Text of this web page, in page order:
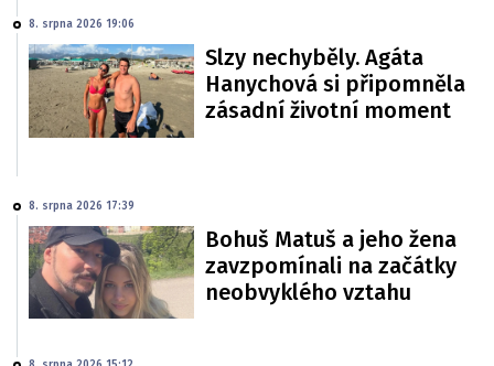
8. srpna 2026 19:06
Slzy nechyběly. Agáta
Hanychová si připomněla
zásadní životní moment
8. srpna 2026 17:39
Bohuš Matuš a jeho žena
zavzpomínali na začátky
neobvyklého vztahu